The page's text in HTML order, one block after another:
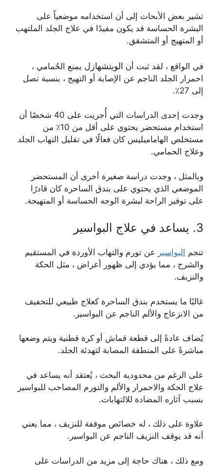
تشير بعض الأبحاث إلى أن استخدامه موضعياً على
البشرة الحساسة قد يكون مفيدًا في علاج الجلد الملتهب
أو المتهيج أو المتشقق.
في الواقع ، لقد ثبت أن الويتشهازل يمنع الحُمامي ،
احمرار الجلد الناجم عن الإصابة أو التهيج ، بنسبة تصل
إلى 27٪.
وجدت إحدى الدراسات التي أُجريت على 40 شخصًا أن
استخدام مستحضر يحتوي على أقل من 10٪ من
مستخلص الهاماميليس كان فعالًا في تقليل التهاب الجلد
وعلاج الحمامي.
وبالمثل ، وجدت دراسة صغيرة أخرى أن المستحضر
الموضعي الذي يحتوي على بندق الساحرة كان قادرًا
على توفير الراحة لبشرة الوجه الحساسة أو المتهيجة.
3. يساعد في علاج البواسير
تنجم البواسير عن تورم والتهاب الأوردة في المستقيم
والشرج ، مما يؤدي إلى ظهور أعراض ، مثل الحكة
والنزيف.
غالبًا ما يستخدم بندق الساحرة كعلاج طبيعي للتخفيف
من الانزعاج والألم الناجم عن البواسير.
يُضاف عادةً إلى قطعة قماش أو كرة قطنية ويتم وضعها
مباشرةً على المنطقة المصابة لتهدئة الجلد.
على الرغم من محدودية البحث ، يُعتقد أنه يساعد في
علاج الحكة والاحمرار والألم والتورم المصاحب للبواسير
بسبب آثاره المضادة للالتهابات.
علاوة على ذلك ، له خصائص موقفة للنزيف ، مما يعني
أنه قد يوقف النزيف الناجم عن البواسير.
ومع ذلك ، هناك حاجة إلى مزيد من الدراسات على